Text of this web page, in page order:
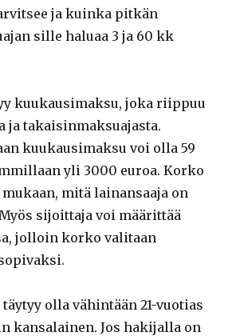
ja kuinka pitkän
sille haluaa 3 ja 60 kk
kuukausimaksu, joka riippuu
ja takaisinmaksuajasta.
kuukausimaksu voi olla 59
yli 3000 euroa. Korko
mitä lainansaaja on
sijoittaja voi määrittää
jolloin korko valitaan
olla vähintään 21-vuotias
kansalainen. Jos hakijalla on